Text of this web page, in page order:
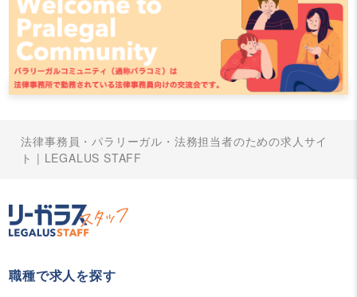
法律事務員・パラリーガル・法務担当者のための求人サイ
ト | LEGALUS STAFF
職種で求人を探す